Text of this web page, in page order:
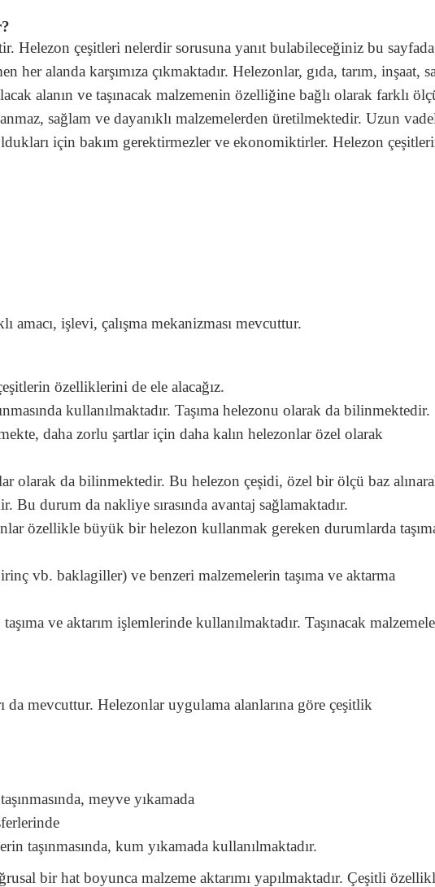
Helezon çeşitleri nelerdir sorusuna yanıt bulabileceğiniz bu
alanda karşımıza çıkmaktadır. Helezonlar, gıda, tarım, inşaat,
alanın ve taşınacak malzemenin özelliğine bağlı olarak farklı
sağlam ve dayanıklı malzemelerden üretilmektedir. Uzun
için bakım gerektirmezler ve ekonomiktirler. Helezon
işlevi, çalışma mekanizması mevcuttur.
özelliklerini de ele alacağız.
kullanılmaktadır. Taşıma helezonu olarak da bilinmektedir.
daha zorlu şartlar için daha kalın helezonlar özel olarak
olarak da bilinmektedir. Bu helezon çeşidi, özel bir ölçü baz
durum da nakliye sırasında avantaj sağlamaktadır.
özellikle büyük bir helezon kullanmak gereken durumlarda
vb. baklagiller) ve benzeri malzemelerin taşıma ve aktarma
ve aktarım işlemlerinde kullanılmaktadır. Taşınacak
mevcuttur. Helezonlar uygulama alanlarına göre çeşitlik
meyve yıkamada
taşınmasında, kum yıkamada kullanılmaktadır.
bir hat boyunca malzeme aktarımı yapılmaktadır. Çeşitli